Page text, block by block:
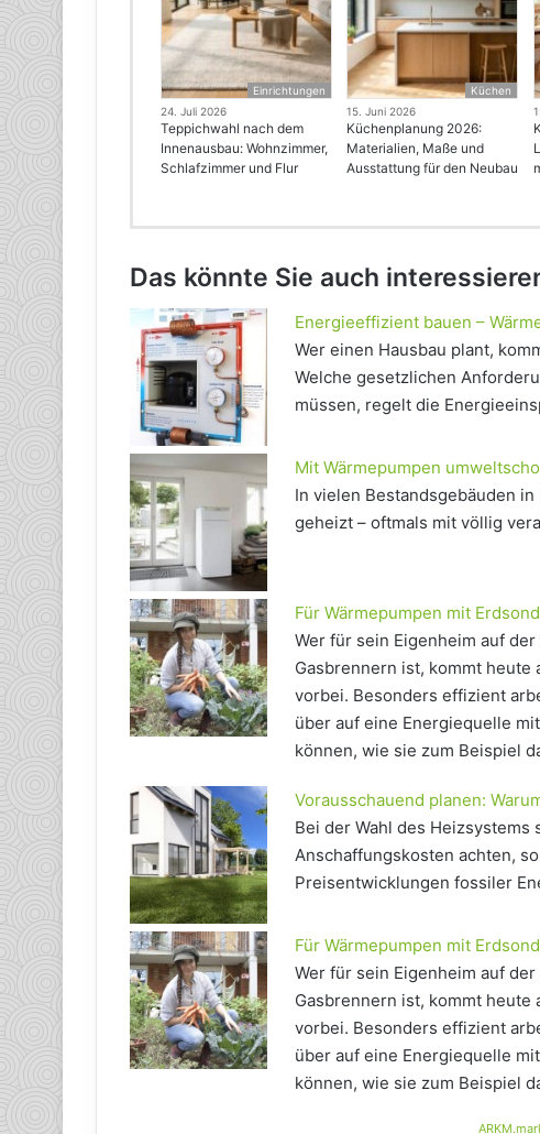
Einrichtungen
24. Juli 2026
Teppichwahl nach dem
Innenausbau: Wohnzimmer,
Schlafzimmer und Flur
Küchen
15. Juni 2026
Küchenplanung 2026:
Materialien, Maße und
Ausstattung für den Neubau
Das könnte Sie auch
Energieeffizient bauen –
Wer einen Hausbau plant,
Welche gesetzlichen
müssen, regelt die
Mit Wärmepumpen
In vielen Bestandsgebäuden
geheizt – oftmals mit völlig
Für Wärmepumpen mit
Wer für sein Eigenheim auf
Gasbrennern ist, kommt
vorbei. Besonders effizient
über auf eine Energiequelle
können, wie sie zum Beispiel
Vorausschauend planen:
Bei der Wahl des
Anschaffungskosten achten,
Preisentwicklungen fossiler
Für Wärmepumpen mit
Wer für sein Eigenheim auf
Gasbrennern ist, kommt
vorbei. Besonders effizient
über auf eine Energiequelle
können, wie sie zum Beispiel